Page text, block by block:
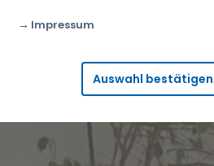
Impressum
Diese Cookies werden zur
Sicherheitsfunktionalitäten
reibungslosen Betrieb der Seite
„eingeloggt bleiben“, damit wir
Besuch der Seite eine schnellere
ermöglichen können.
Auswahl bestätigen